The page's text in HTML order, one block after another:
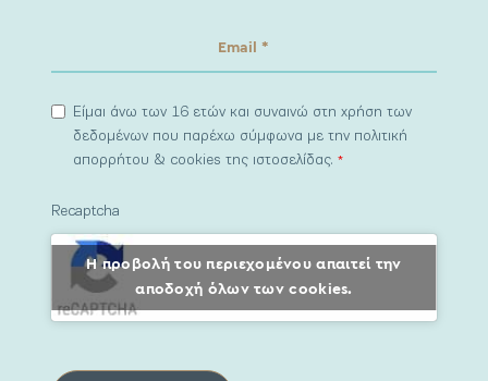
Είμαι άνω των 16 ετών και συναινώ στη χρήση των
δεδομένων που παρέχω σύμφωνα με την πολιτική
απορρήτου & cookies της ιστοσελίδας.*
Recaptcha
Η προβολή του περιεχομένου απαιτεί την
αποδοχή όλων των cookies.